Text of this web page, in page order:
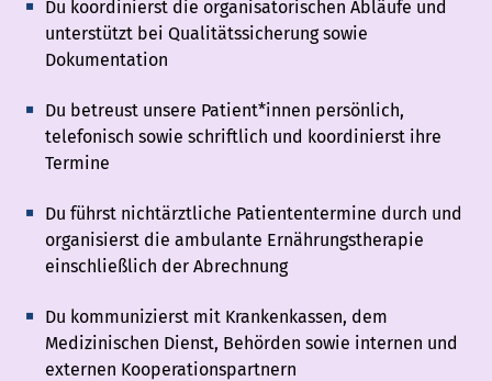
Du koordinierst die organisatorischen Abläufe und
unterstützt bei Qualitätssicherung sowie
Dokumentation
​Du betreust unsere Patient*innen persönlich,
telefonisch sowie schriftlich und koordinierst ihre
Termine
Du führst nichtärztliche Patiententermine durch und
organisierst die ambulante Ernährungstherapie
einschließlich der Abrechnung
Du kommunizierst mit Krankenkassen, dem
Medizinischen Dienst, Behörden sowie internen und
externen Kooperationspartnern